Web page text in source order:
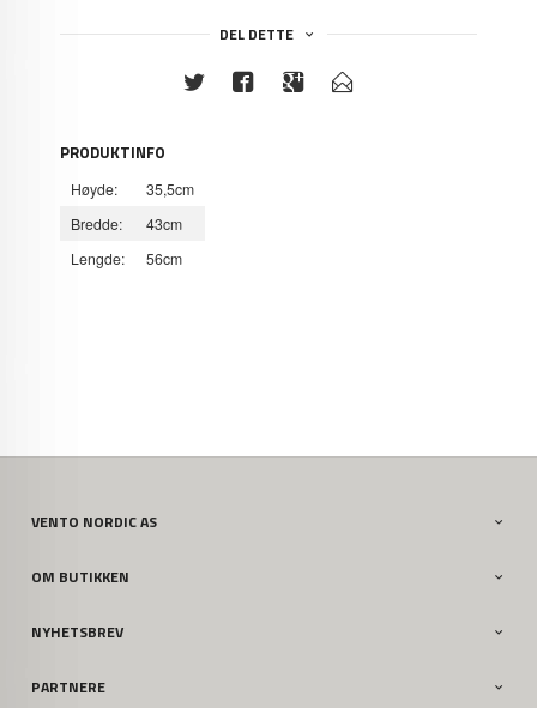
DEL DETTE
PRODUKTINFO
Høyde:
35,5cm
Bredde:
43cm
Lengde:
56cm
VENTO NORDIC AS
OM BUTIKKEN
NYHETSBREV
PARTNERE